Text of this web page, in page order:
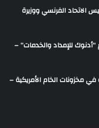
الاتحاد الفرنسي ووزيرة
من أسهم “أدنوك للإمداد والخدمات” –
مخزونات الخام الأمريكية –